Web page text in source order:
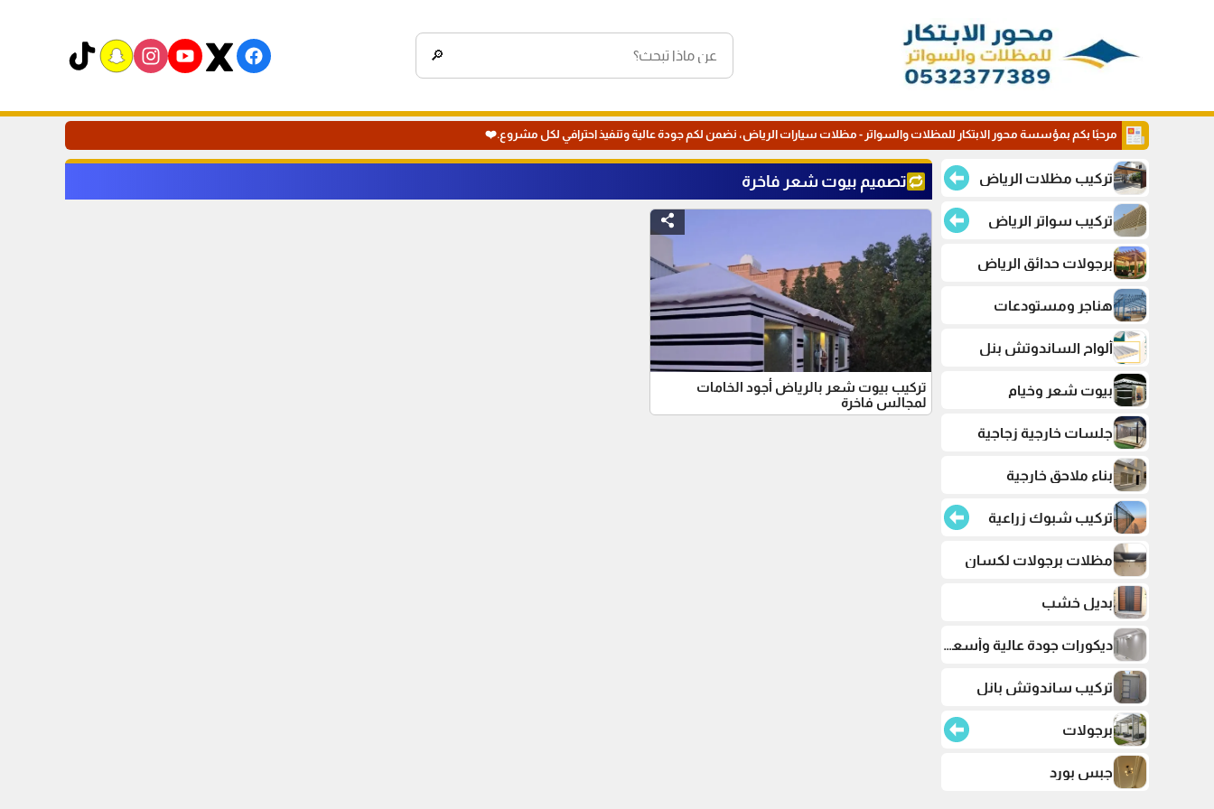
🔎
مرحبًا بكم بمؤسسة محور الابتكار للمظلات والسواتر - مظلات سيارات الرياض، نضمن لكم جودة عالية وتنفيذ احترافي لكل مشروع.❤️
تركيب مظلات الرياض
تركيب سواتر الرياض
برجولات حدائق الرياض
هناجر ومستودعات
ألواح الساندوتش بنل
بيوت شعر وخيام
جلسات خارجية زجاجية
بناء ملاحق خارجية
تركيب شبوك زراعية
مظلات برجولات لكسان
بديل خشب
ديكورات جودة عالية وأسعار تنافسية
تركيب ساندوتش بانل
برجولات
جبس بورد
تصميم بيوت شعر فاخرة
تركيب بيوت شعر بالرياض أجود الخامات
لمجالس فاخرة